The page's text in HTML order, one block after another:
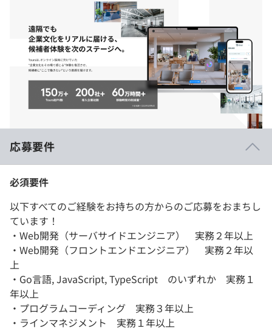
応募要件
必須要件
以下すべてのご経験をお持ちの方からのご応募をおまちし
ています！
・Web開発（サーバサイドエンジニア） 実務２年以上
・Web開発（フロントエンドエンジニア） 実務２年以
上
・Go言語, JavaScript, TypeScript のいずれか 実務１
年以上
・プログラムコーディング 実務３年以上
・ラインマネジメント 実務１年以上